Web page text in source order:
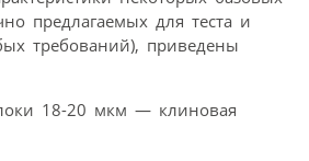
предлагаемых для теста и
требований), приведены
18-20 мкм — клиновая